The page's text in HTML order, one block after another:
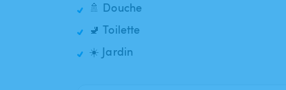
🚿 Douche
🚽 Toilette
☀️ Jardin